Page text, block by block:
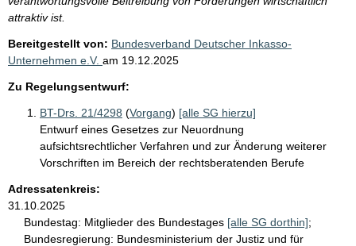
attraktiv ist.
Bereitgestellt von: Bundesverband Deutscher Inkasso-
Unternehmen e.V. am 19.12.2025
Zu Regelungsentwurf:
BT-Drs. 21/4298 (Vorgang) [alle SG hierzu]
Entwurf eines Gesetzes zur Neuordnung
aufsichtsrechtlicher Verfahren und zur Änderung weiterer
Vorschriften im Bereich der rechtsberatenden Berufe
Adressatenkreis:
31.10.2025
Bundestag: Mitglieder des Bundestages [alle SG dorthin];
Bundesregierung: Bundesministerium der Justiz und für